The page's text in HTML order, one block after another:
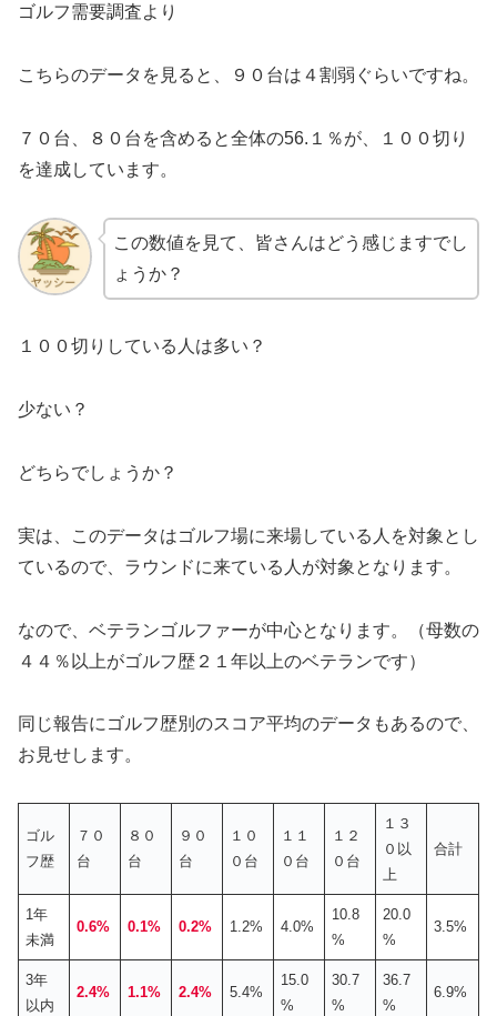
ゴルフ需要調査より
こちらのデータを見ると、９０台は４割弱ぐらいですね。
７０台、８０台を含めると全体の56.１％が、１００切り
を達成しています。
この数値を見て、皆さんはどう感じますでし
ょうか？
１００切りしている人は多い？
少ない？
どちらでしょうか？
実は、このデータはゴルフ場に来場している人を対象とし
ているので、ラウンドに来ている人が対象となります。
なので、ベテランゴルファーが中心となります。（母数の
４４％以上がゴルフ歴２１年以上のベテランです）
同じ報告にゴルフ歴別のスコア平均のデータもあるので、
お見せします。
ゴル
フ歴
７０
台
８０
台
９０
台
１０
０台
１１
０台
１２
０台
１３
０以
上
合計
1年
未満
0.6% 0.1% 0.2% 1.2% 4.0%
10.8
%
20.0
%
3.5%
3年
以内
2.4% 1.1% 2.4% 5.4%
15.0
%
30.7
%
36.7
%
6.9%